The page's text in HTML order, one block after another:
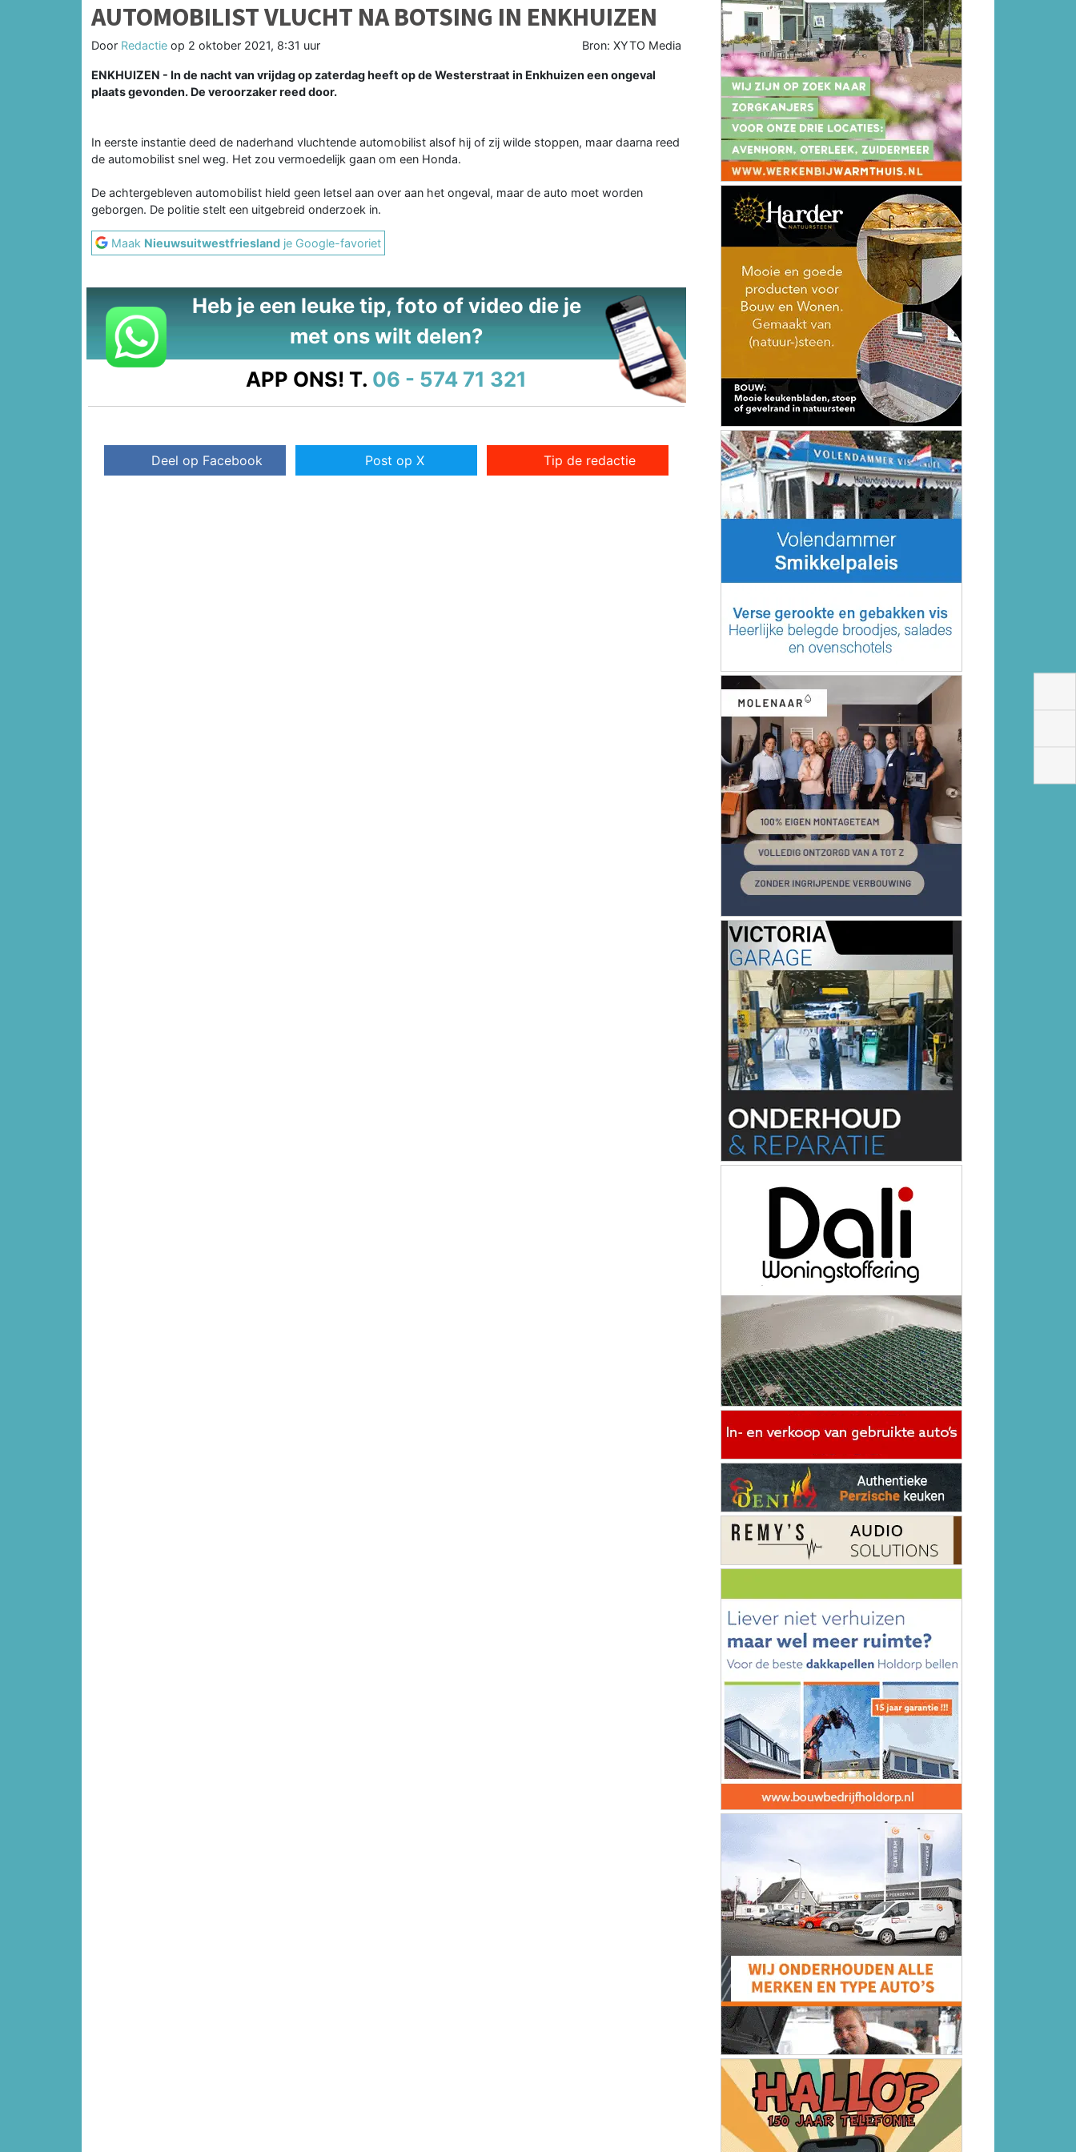
AUTOMOBILIST VLUCHT NA BOTSING IN ENKHUIZEN
Door Redactie op 2 oktober 2021, 8:31 uur Bron: XYTO Media
ENKHUIZEN - In de nacht van vrijdag op zaterdag heeft op de Westerstraat in Enkhuizen een ongeval
plaats gevonden. De veroorzaker reed door.
In eerste instantie deed de naderhand vluchtende automobilist alsof hij of zij wilde stoppen, maar daarna reed
de automobilist snel weg. Het zou vermoedelijk gaan om een Honda.
De achtergebleven automobilist hield geen letsel aan over aan het ongeval, maar de auto moet worden
geborgen. De politie stelt een uitgebreid onderzoek in.
Maak Nieuwsuitwestfriesland je Google-favoriet
Heb je een leuke tip, foto of video die je
met ons wilt delen?
APP ONS! T. 06 - 574 71 321
Deel op Facebook Post op X Tip de redactie